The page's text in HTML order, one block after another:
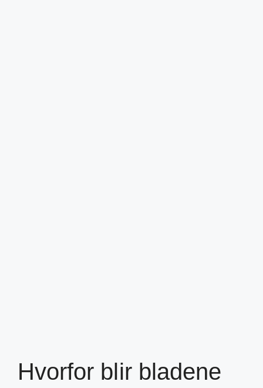
Hvorfor blir bladene